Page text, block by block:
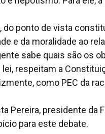
do ponto de vista
e da moralidade ao
sabe quais são os
respeitam a
como PEC da
Pereira, presidente da
para este debate.